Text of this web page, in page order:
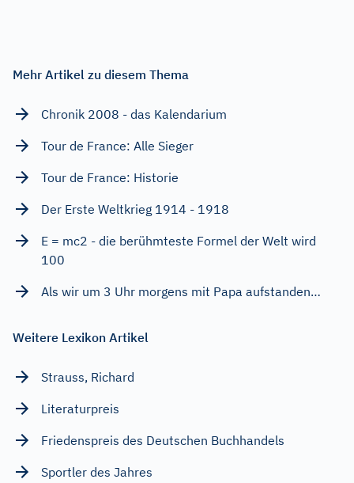
Mehr Artikel zu diesem Thema
Chronik 2008 - das Kalendarium
Tour de France: Alle Sieger
Tour de France: Historie
Der Erste Weltkrieg 1914 - 1918
E = mc2 - die berühmteste Formel der Welt wird
100
Als wir um 3 Uhr morgens mit Papa aufstanden…
Weitere Lexikon Artikel
Strauss, Richard
Literaturpreis
Friedenspreis des Deutschen Buchhandels
Sportler des Jahres